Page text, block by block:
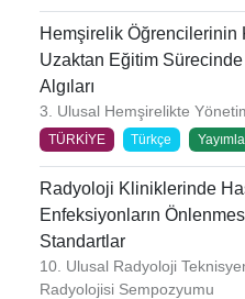
Hemşirelik
Uzaktan Eğitim
Algıları
3. Ulusal Hemşirelikte
TÜRKİYE Türkçe
Radyoloji Kliniklerinde
Enfeksiyonların
Standartlar
10. Ulusal Radyoloji
Radyolojisi Sempozyumu